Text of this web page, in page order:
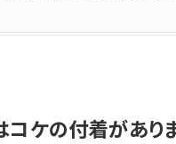
ケの付着があり